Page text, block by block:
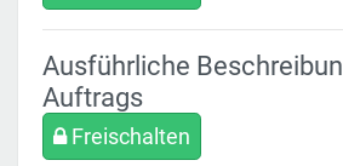
Ausführliche
Auftrags
Freischalten